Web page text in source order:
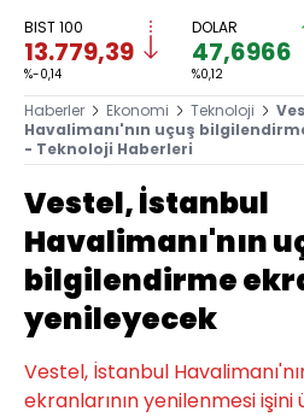
BIST 100
13.779,39
%-0,14
DOLAR
47,6966
%0,12
Haberler Ekonomi Teknoloji
Havalimanı'nın uçuş
- Teknoloji Haberleri
Vestel, İstanbul
Havalimanı'nın
bilgilendirme
yenileyecek
Vestel, İstanbul
ekranlarının yenilenmesi işini